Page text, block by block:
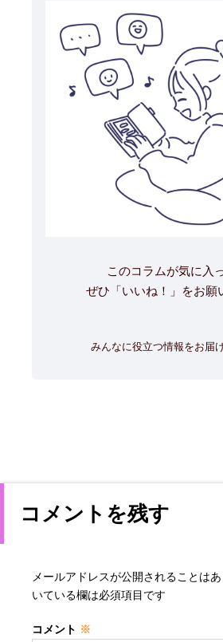
このコラムが気に入
ぜひ「いいね！」をお願
みんなに役立つ情報をお届
コメントを残す
メールアドレスが公開されることはあ
いている欄は必須項目です
コメント ※